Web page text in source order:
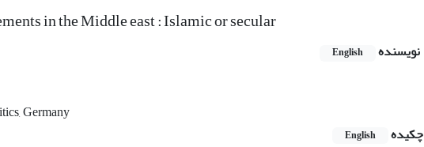
in the Middle east : Islamic or secular
نویسنده English
Germany
چکیده
English